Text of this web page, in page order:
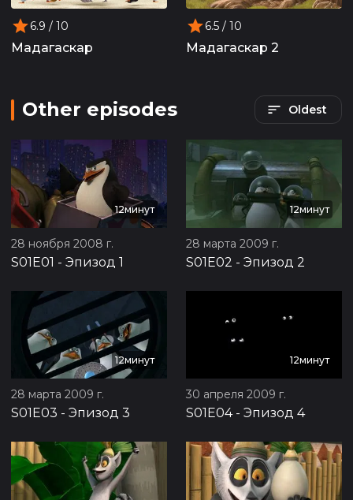
6.9 / 10
Мадагаскар
6.5 / 10
Мадагаскар 2
Other episodes Oldest
12минут
28 ноября 2008 г.
S01E01 - Эпизод 1
12минут
28 марта 2009 г.
S01E02 - Эпизод 2
12минут
28 марта 2009 г.
S01E03 - Эпизод 3
12минут
30 апреля 2009 г.
S01E04- Эпизод 4